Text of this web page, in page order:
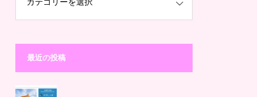
最近の投稿